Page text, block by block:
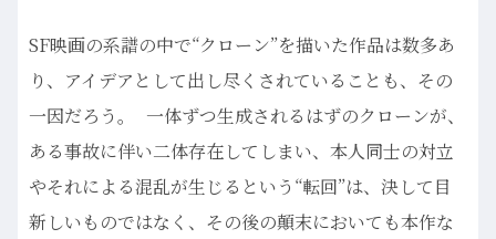
SF映画の系譜の中で“クローン”を描いた作品は数多あ
り、アイデアとして出し尽くされていることも、その
一因だろう。 一体ずつ生成されるはずのクローンが、
ある事故に伴い二体存在してしまい、本人同士の対立
やそれによる混乱が生じるという“転回”は、決して目
新しいものではなく、その後の顛末においても本作な